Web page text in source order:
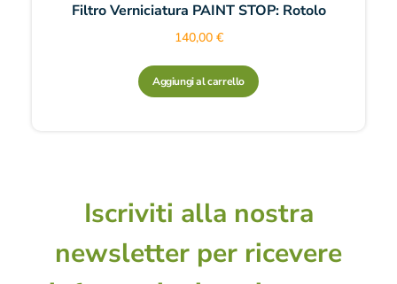
Filtro Verniciatura PAINT STOP: Rotolo
140,00 €
Aggiungi al carrello
Iscriviti alla nostra
newsletter per ricevere